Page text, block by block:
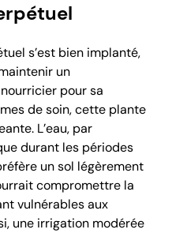
s’est bien implanté,
un
pour sa
de soin, cette plante
L’eau, par
durant les périodes
un sol légèrement
compromettre la
vulnérables aux
une irrigation modérée